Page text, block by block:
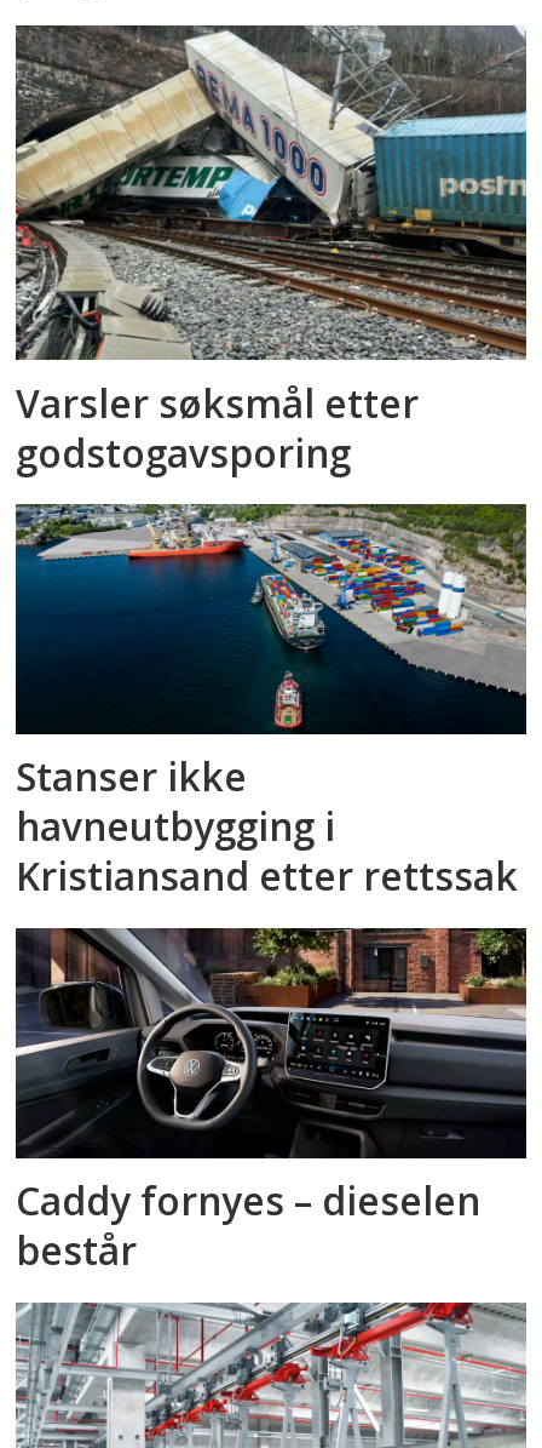
Varsler søksmål etter
godstog­avsporing
Stanser ikke
havneutbygging i
Kristiansand etter rettssak
Caddy fornyes – dieselen
består